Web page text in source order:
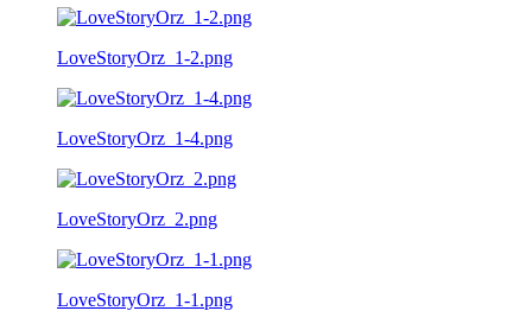
LoveStoryOrz_1-2.png
LoveStoryOrz_1-4.png
LoveStoryOrz_2.png
LoveStoryOrz_1-1.png